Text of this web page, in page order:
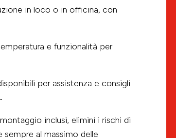
in loco o in officina, con
e funzionalità per
per assistenza e consigli
inclusi, elimini i rischi di
al massimo delle